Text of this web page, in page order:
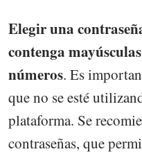
Elegir una
contenga
números. Es
que no se esté
plataforma. Se
contraseñas, que